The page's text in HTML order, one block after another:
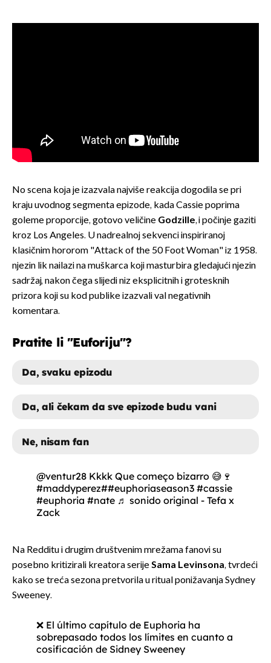
No scena koja je izazvala najviše reakcija dogodila se pri
kraju uvodnog segmenta epizode, kada Cassie poprima
goleme proporcije, gotovo veličine Godzille, i počinje gaziti
kroz Los Angeles. U nadrealnoj sekvenci inspiriranoj
klasičnim hororom "Attack of the 50 Foot Woman" iz 1958.
njezin lik nailazi na muškarca koji masturbira gledajući njezin
sadržaj, nakon čega slijedi niz eksplicitnih i grotesknih
prizora koji su kod publike izazvali val negativnih
komentara.
Pratite li "Euforiju"?
Da, svaku epizodu
Da, ali čekam da sve epizode budu vani
Ne, nisam fan
DA, SVAKU EPIZODU
DA, ALI ČEKAM DA SVE EPIZODE
BUDU VANI
@ventur28 Kkkk Que começo bizarro 😅🍷
#maddyperez##euphoriaseason3 #cassie
#euphoria #nate ♬ sonido original - Tefa x
Zack
Na Redditu i drugim društvenim mrežama fanovi su
posebno kritizirali kreatora serijeSama Levinsona, tvrdeći
kako se treća sezona pretvorila u ritual ponižavanja Sydney
Sweeney.
❌ El último capítulo de Euphoria ha
sobrepasado todos los límites en cuanto a
cosificación de Sidney Sweeney